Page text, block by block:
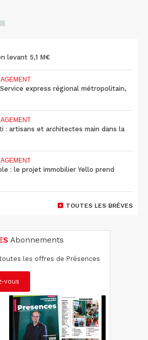
levant 5,1 M€
express régional métropolitain,
: artisans et architectes main dans la
: le projet immobilier Yello prend
TOUTES LES BRÈVES
Abonnements
les offres de Présences
vous